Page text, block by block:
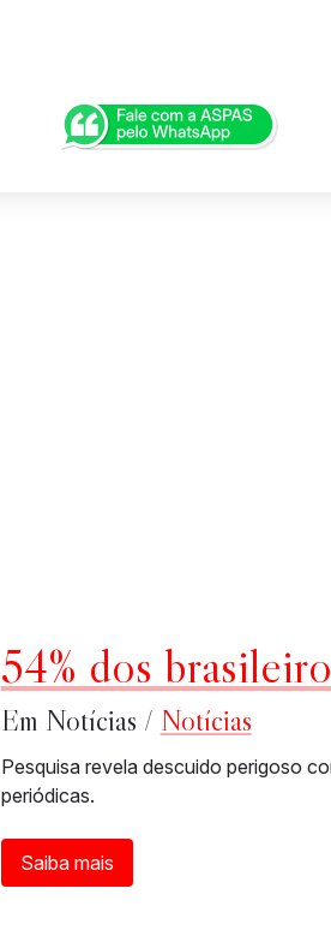
54% dos
Em Notícias / Notícias
Pesquisa revela descuido perigoso
periódicas.
Saiba mais